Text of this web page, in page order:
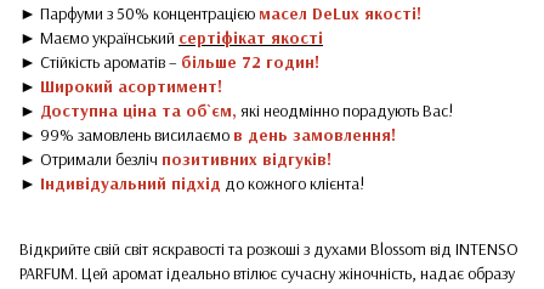
► Парфуми з 50% концентрацією масел DeLux якості!
► Маємо український сертіфікат якості
► Стійкість ароматів – більше 72 годин!
► Широкий асортимент!
► Доступна ціна та об`єм, які неодмінно порадують Вас!
► 99% замовлень висилаємо в день замовлення!
► Отримали безліч позитивних відгуків!
► Індивідуальний підхід до кожного клієнта!
Відкрийте свій світ яскравості та розкоші з духами Blossom від INTENSO
PARFUM. Цей аромат ідеально втілює сучасну жіночність, надає образу